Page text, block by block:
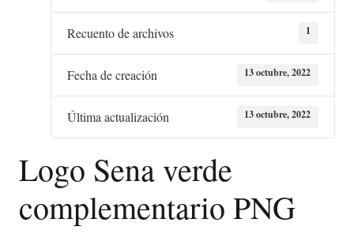
Recuento de archivos 1
Fecha de creación 13 octubre, 2022
Última actualización 13 octubre, 2022
Logo Sena verde
complementario PNG